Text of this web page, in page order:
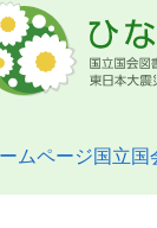
ムページ国立国